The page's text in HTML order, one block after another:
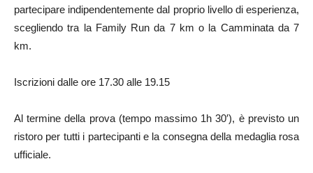
partecipare indipendentemente dal proprio livello di esperienza,
scegliendo tra la Family Run da 7 km o la Camminata da 7
km.
Iscrizioni dalle ore 17.30 alle 19.15
Al termine della prova (tempo massimo 1h 30′), è previsto un
ristoro per tutti i partecipanti e la consegna della medaglia rosa
ufficiale.